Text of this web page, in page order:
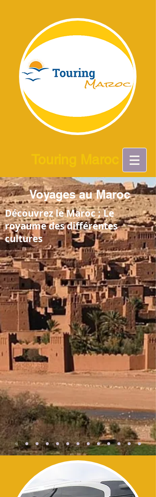
Voyages au Maroc
Découvrez le Maroc ; Le
royaume des différentes
cultures